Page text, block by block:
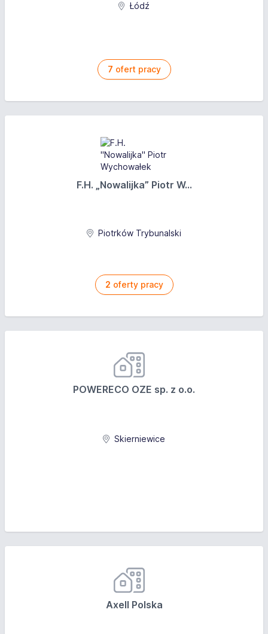
Łódź
7 ofert pracy
F.H. „Nowalijka” Piotr W...
Piotrków Trybunalski
2 oferty pracy
POWERECO OZE sp. z o.o.
Skierniewice
Axell Polska